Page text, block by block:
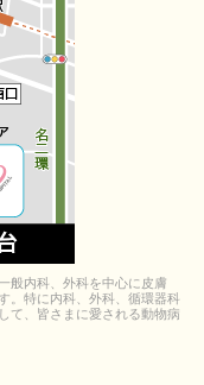
般内科、外科を中心に皮膚
。特に内科、外科、循環器科
て、皆さまに愛される動物病